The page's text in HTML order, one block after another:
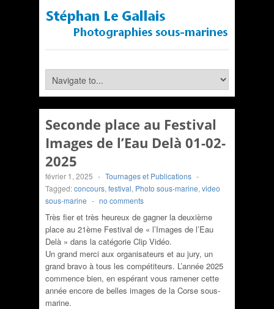
Seconde place au Festival
Images de l’Eau Delà 01-02-
2025
février 1, 2025 - Tournages et Publications -
Tagged:concours, festival, Photo sous-marine, video
sous-marine - no comments
Très fier et très heureux de gagner la deuxième
place au 21ème Festival de « l’Images de l’Eau
Delà » dans la catégorie Clip Vidéo.
Un grand merci aux organisateurs et au jury, un
grand bravo à tous les compétiteurs. L’année 2025
commence bien, en espérant vous ramener cette
année encore de belles images de la Corse sous-
marine.